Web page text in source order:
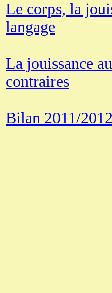
Le corps, la
langage
La jouissance
contraires
Bilan 2011/2012